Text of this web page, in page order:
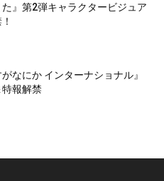
た』第2弾キャラクタービジュア
がなにか インターナショナル』
報解禁